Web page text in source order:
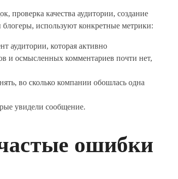
проверка качества аудитории, создание
блогеры, используют конкретные метрики:
аудитории, которая активно
и осмысленных комментариев почти нет,
во сколько компании обошлась одна
увидели сообщение.
ошибки